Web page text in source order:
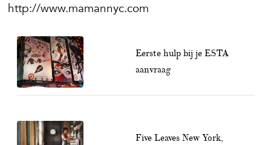
http://www.mamannyc.com
Eerste hulp bij je ESTA
aanvraag
Five Leaves New York,